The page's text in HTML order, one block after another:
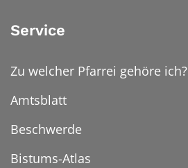
Service
Zu welcher Pfarrei gehöre ich?
Amtsblatt
Beschwerde
Bistums-Atlas